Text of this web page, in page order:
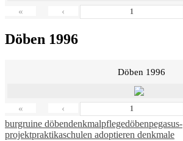
« ‹
Döben 1996
Döben 1996
« ‹
burgruine döbendenkmalpflegedöbenpegasus-
projektpraktikaschulen adoptieren denkmale